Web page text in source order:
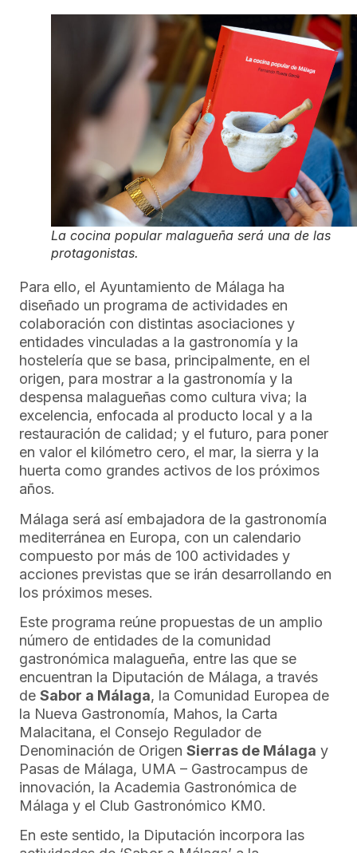
La cocina popular malagueña será una de las
protagonistas.
Para ello, el Ayuntamiento de Málaga ha
diseñado un programa de actividades en
colaboración con distintas asociaciones y
entidades vinculadas a la gastronomía y la
hostelería que se basa, principalmente, en el
origen, para mostrar a la gastronomía y la
despensa malagueñas como cultura viva; la
excelencia, enfocada al producto local y a la
restauración de calidad; y el futuro, para poner
en valor el kilómetro cero, el mar, la sierra y la
huerta como grandes activos de los próximos
años.
Málaga será así embajadora de la gastronomía
mediterránea en Europa, con un calendario
compuesto por más de 100 actividades y
acciones previstas que se irán desarrollando en
los próximos meses.
Este programa reúne propuestas de un amplio
número de entidades de la comunidad
gastronómica malagueña, entre las que se
encuentran la Diputación de Málaga, a través
de Sabor a Málaga, la Comunidad Europea de
la Nueva Gastronomía, Mahos, la Carta
Malacitana, el Consejo Regulador de
Denominación de Origen Sierras de Málaga y
Pasas de Málaga, UMA – Gastrocampus de
innovación, la Academia Gastronómica de
Málaga y el Club Gastronómico KM0.
En este sentido, la Diputación incorpora las